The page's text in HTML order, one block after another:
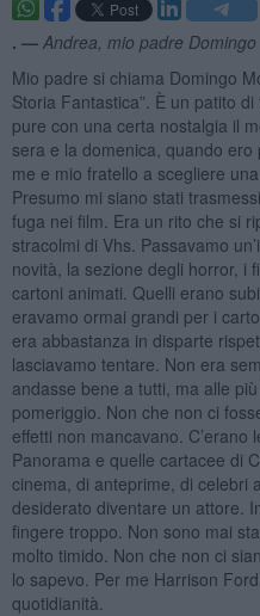
. — Andrea, mio padre Domingo
Mio padre si chiama Domingo
Storia Fantastica”. È un patito
pure con una certa nostalgia il
sera e la domenica, quando
me e mio fratello a scegliere
Presumo mi siano stati
fuga nei film. Era un rito che si
stracolmi di Vhs. Passavamo
novità, la sezione degli horror, i
cartoni animati. Quelli erano
eravamo ormai grandi per i
era abbastanza in disparte
lasciavamo tentare. Non era
andasse bene a tutti, ma alle
pomeriggio. Non che non ci
effetti non mancavano. C’erano
Panorama e quelle cartacee di
cinema, di anteprime, di celebri
desiderato diventare un attore.
fingere troppo. Non sono mai
molto timido. Non che non ci
lo sapevo. Per me Harrison
quotidianità.